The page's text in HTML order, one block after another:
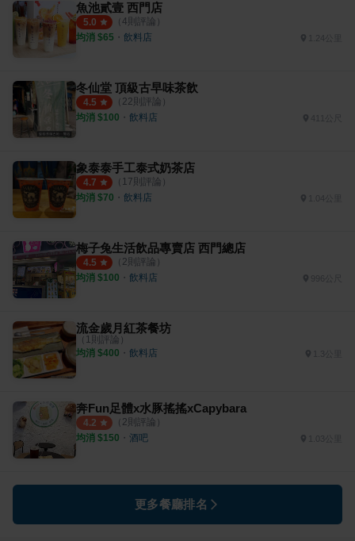
魚池貳壹 西門店
5.0 （ 4則評論）
均消 $65 ・ 飲料店 1.24公里
冬仙堂 頂級古早味茶飲
4.5 （ 22則評論）
均消 $100 ・ 飲料店 411公尺
象泰泰手工泰式奶茶店
4.7 （ 17則評論）
均消 $70 ・ 飲料店 1.04公里
梅子兔生活飲品專賣店 西門總店
4.5 （ 2則評論）
均消 $100 ・ 飲料店
流金歲月紅茶餐坊
（ 1則評論）
均消 $400 ・ 飲料店
奔Fun足體x水豚搖搖xCapybara
4.2 （ 2則評論）
均消 $150 ・ 酒吧
更多餐廳排名